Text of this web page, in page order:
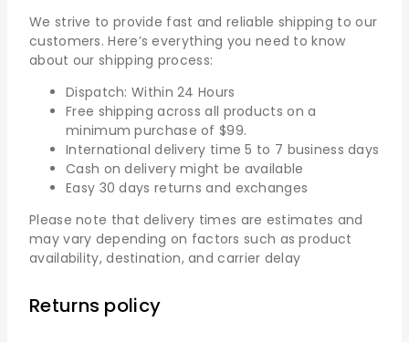
We strive to provide fast and reliable shipping to our
customers. Here’s everything you need to know
about our shipping process:
Dispatch: Within 24 Hours
Free shipping across all products on a
minimum purchase of $99.
International delivery time 5 to 7 business days
Cash on delivery might be available
Easy 30 days returns and exchanges
Please note that delivery times are estimates and
may vary depending on factors such as product
availability, destination, and carrier delay
Returns policy